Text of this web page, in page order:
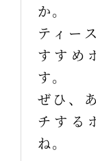
か。
ティー
すすめ
す。
ぜひ、
チする
ね。